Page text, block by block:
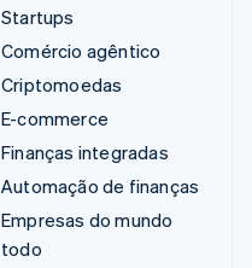
Startups
Comércio agêntico
Criptomoedas
E-commerce
Finanças integradas
Automação de finanças
Empresas do mundo
todo